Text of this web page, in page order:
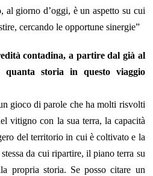
al giorno d’oggi, è un aspetto su cui
cercando le opportune sinergie”
contadina, a partire dal già al
quanta storia in questo viaggio
gioco di parole che ha molti risvolti
vitigno con la sua terra, la capacità
del territorio in cui è coltivato e la
da cui ripartire, il piano terra su
propria storia. Se posso citare un